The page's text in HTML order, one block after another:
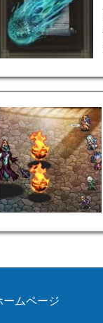
ームページ